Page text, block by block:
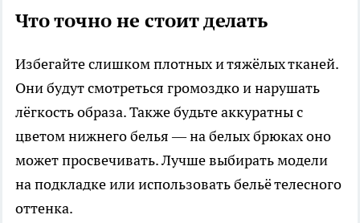
Что точно не стоит делать
Избегайте слишком плотных и тяжёлых тканей.
Они будут смотреться громоздко и нарушать
лёгкость образа. Также будьте аккуратны с
цветом нижнего белья — на белых брюках оно
может просвечивать. Лучше выбирать модели
на подкладке или использовать бельё телесного
оттенка.